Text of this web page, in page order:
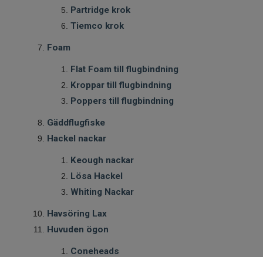
Partridge krok
Tiemco krok
Foam
Flat Foam till flugbindning
Kroppar till flugbindning
Poppers till flugbindning
Gäddflugfiske
Hackel nackar
Keough nackar
Lösa Hackel
Whiting Nackar
Havsöring Lax
Huvuden ögon
Coneheads